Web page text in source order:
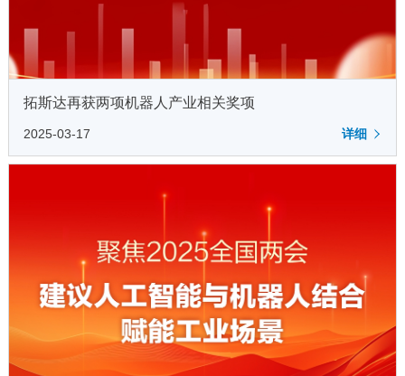
拓斯达再获两项机器人产业相关奖项
2025-03-17 详细